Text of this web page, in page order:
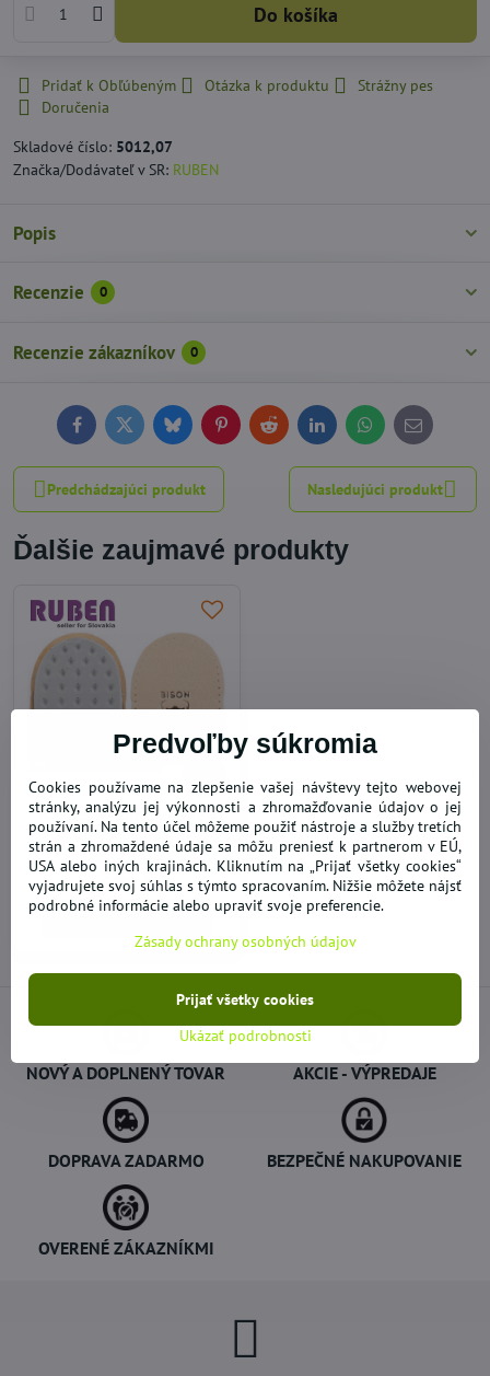
Do košíka
Pridať k Obľúbeným Otázka k produktu
Strážny pes
Doručenia
Skladové číslo: 5012,07
Značka/Dodávateľ v SR: RUBEN
Popis
Recenzie 0
Recenzie zákazníkov 0
FacebookTwitterBlueskyPinterestReddit LinkedInWhatsApp
E-
mail
Predchádzajúci produkt Nasledujúci produkt
Ďalšie zaujmavé produkty
40%
Korekčné podpätenky -
1/pár veľkosť S
SKLADOM
2,46 €
NOVÝ A DOPLNENÝ TOVAR AKCIE - VÝPREDAJE
DOPRAVA ZADARMO BEZPEČNÉ NAKUPOVANIE
OVERENÉ ZÁKAZNÍKMI
Predvoľby súkromia
Cookies používame na zlepšenie vašej návštevy tejto webovej
stránky, analýzu jej výkonnosti a zhromažďovanie údajov o jej
používaní. Na tento účel môžeme použiť nástroje a služby tretích
strán a zhromaždené údaje sa môžu preniesť k partnerom v EÚ,
USA alebo iných krajinách. Kliknutím na „Prijať všetky cookies“
vyjadrujete svoj súhlas s týmto spracovaním. Nižšie môžete nájsť
podrobné informácie alebo upraviť svoje preferencie.
Zásady ochrany osobných údajov
Ukázať podrobnosti
Prijať všetky cookies